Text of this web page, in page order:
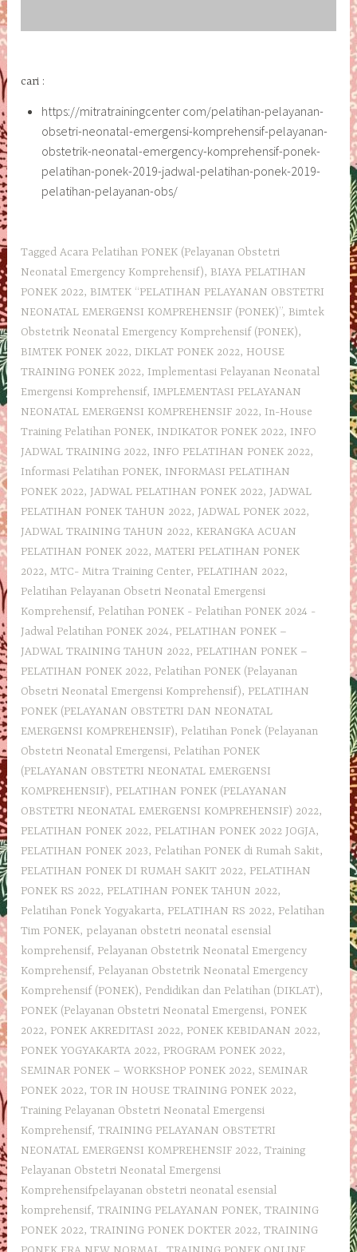
cari :
https://mitratrainingcenter com/pelatihan-pelayanan-
obsetri-neonatal-emergensi-komprehensif-pelayanan-
obstetrik-neonatal-emergency-komprehensif-ponek-
pelatihan-ponek-2019-jadwal-pelatihan-ponek-2019-
pelatihan-pelayanan-obs/
TaggedAcara Pelatihan PONEK (Pelayanan Obstetri
Neonatal Emergency Komprehensif), BIAYA PELATIHAN
PONEK 2022, BIMTEK “PELATIHAN PELAYANAN OBSTETRI
NEONATAL EMERGENSI KOMPREHENSIF (PONEK)”, Bimtek
Obstetrik Neonatal Emergency Komprehensif (PONEK),
BIMTEK PONEK 2022,DIKLAT PONEK 2022, HOUSE
TRAINING PONEK 2022, Implementasi Pelayanan Neonatal
Emergensi Komprehensif, IMPLEMENTASI PELAYANAN
NEONATAL EMERGENSI KOMPREHENSIF 2022, In-House
Training Pelatihan PONEK, INDIKATOR PONEK 2022, INFO
JADWAL TRAINING 2022, INFO PELATIHAN PONEK 2022,
Informasi Pelatihan PONEK, INFORMASI PELATIHAN
PONEK 2022, JADWAL PELATIHAN PONEK 2022, JADWAL
PELATIHAN PONEK TAHUN 2022, JADWAL PONEK 2022,
JADWAL TRAINING TAHUN 2022, KERANGKA ACUAN
PELATIHAN PONEK 2022,MATERI PELATIHAN PONEK
2022,MTC- Mitra Training Center, PELATIHAN 2022,
Pelatihan Pelayanan Obsetri Neonatal Emergensi
Komprehensif, Pelatihan PONEK - Pelatihan PONEK 2024 -
Jadwal Pelatihan PONEK 2024, PELATIHAN PONEK –
JADWAL TRAINING TAHUN 2022, PELATIHAN PONEK –
PELATIHAN PONEK 2022, Pelatihan PONEK (Pelayanan
Obsetri Neonatal Emergensi Komprehensif), PELATIHAN
PONEK (PELAYANAN OBSTETRI DAN NEONATAL
EMERGENSI KOMPREHENSIF), Pelatihan Ponek (Pelayanan
Obstetri Neonatal Emergensi, Pelatihan PONEK
(PELAYANAN OBSTETRI NEONATAL EMERGENSI
KOMPREHENSIF), PELATIHAN PONEK (PELAYANAN
OBSTETRI NEONATAL EMERGENSI KOMPREHENSIF) 2022,
PELATIHAN PONEK 2022, PELATIHAN PONEK 2022 JOGJA,
PELATIHAN PONEK 2023, Pelatihan PONEK di Rumah Sakit,
PELATIHAN PONEK DI RUMAH SAKIT 2022, PELATIHAN
PONEK RS 2022, PELATIHAN PONEK TAHUN 2022,
Pelatihan Ponek Yogyakarta, PELATIHAN RS 2022, Pelatihan
Tim PONEK, pelayanan obstetri neonatal esensial
komprehensif, Pelayanan Obstetrik Neonatal Emergency
Komprehensif, Pelayanan Obstetrik Neonatal Emergency
Komprehensif (PONEK), Pendidikan dan Pelatihan (DIKLAT),
PONEK (Pelayanan Obstetri Neonatal Emergensi, PONEK
2022, PONEK AKREDITASI 2022, PONEK KEBIDANAN 2022,
PONEK YOGYAKARTA 2022, PROGRAM PONEK 2022,
SEMINAR PONEK – WORKSHOP PONEK 2022, SEMINAR
PONEK 2022,TOR IN HOUSE TRAINING PONEK 2022,
Training Pelayanan Obstetri Neonatal Emergensi
Komprehensif,TRAINING PELAYANAN OBSTETRI
NEONATAL EMERGENSI KOMPREHENSIF 2022,Training
Pelayanan Obstetri Neonatal Emergensi
Komprehensifpelayanan obstetri neonatal esensial
komprehensif,TRAINING PELAYANAN PONEK,TRAINING
PONEK 2022,TRAINING PONEK DOKTER 2022,TRAINING